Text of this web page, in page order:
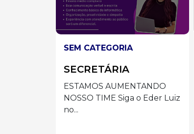
SEM CATEGORIA
Auxiliar de Limpeza
VAGA: AUXILIAR DE LIMPEZA
A Igreja/Paróquia está em
busca...